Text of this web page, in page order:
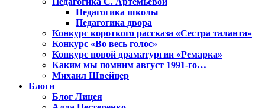
Педагогика школы
Педагогика двора
Конкурс короткого рассказа «Сестра таланта»
Конкурс «Во весь голос»
Конкурс новой драматургии «Ремарка»
Каким мы помним август 1991-го…
Михаил Швейцер
Блоги
Блог Лицея